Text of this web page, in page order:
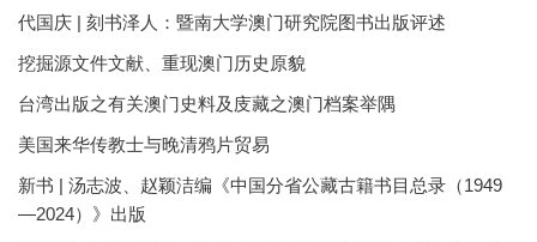
代国庆 | 刻书泽人：暨南大学澳门研究院图书出版评述
挖掘源文件文献、重现澳门历史原貌
台湾出版之有关澳门史料及庋藏之澳门档案举隅
美国来华传教士与晚清鸦片贸易
新书 | 汤志波、赵颖洁编《中国分省公藏古籍书目总录（1949
—2024）》出版